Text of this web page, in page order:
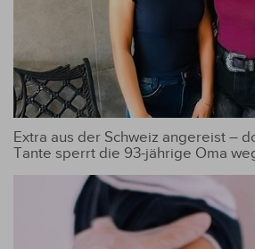
Extra aus der Schweiz angereist –
Tante sperrt die 93-jährige Oma